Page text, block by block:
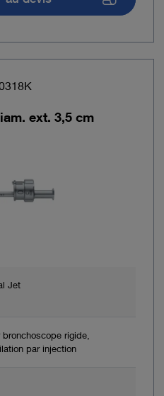
ext. 3,5 cm
Jet
bronchoscope rigide,
par injection